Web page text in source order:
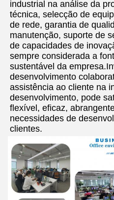
industrial na análise da
técnica, selecção de
de rede, garantia de
manutenção, suporte de
de capacidades de
sempre considerada a
sustentável da
desenvolvimento
assistência ao cliente na
desenvolvimento, pode
flexível, eficaz,
necessidades de
clientes.